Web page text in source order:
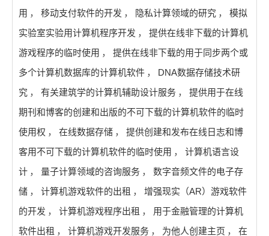
用 ， 移动支付软件的开发 ， 隐私计算领域的研究 ，
模拟
实验室实验用计算机程序开发 ，
提供在线非下载的计算机
游戏程序的临时使用 ，
提供在线非下载的用于同步两个或
多个计算机数据库的计算机软件 ，
DNA数据存储技术研
究 ， 有关建筑学的计算机辅助设计服务 ，
提供用于在线
期刊和博客的创建和出版的不可下载的计算机软件的临时
使用权 ， 在线数据存储 ，
提供创建和发布在线日志和博
客用不可下载的计算机软件的临时使用 ，
计算机语言设
计 ， 量子计算领域的咨询服务 ，
数字音频文件的电子存
储 ， 计算机游戏软件的出租 ，
增强现实（AR）游戏软件
的开发 ， 计算机游戏程序出租 ，
用于金融管理的计算机
软件出租 ， 计算机游戏开发服务 ， 为他人创建主页 ， 在